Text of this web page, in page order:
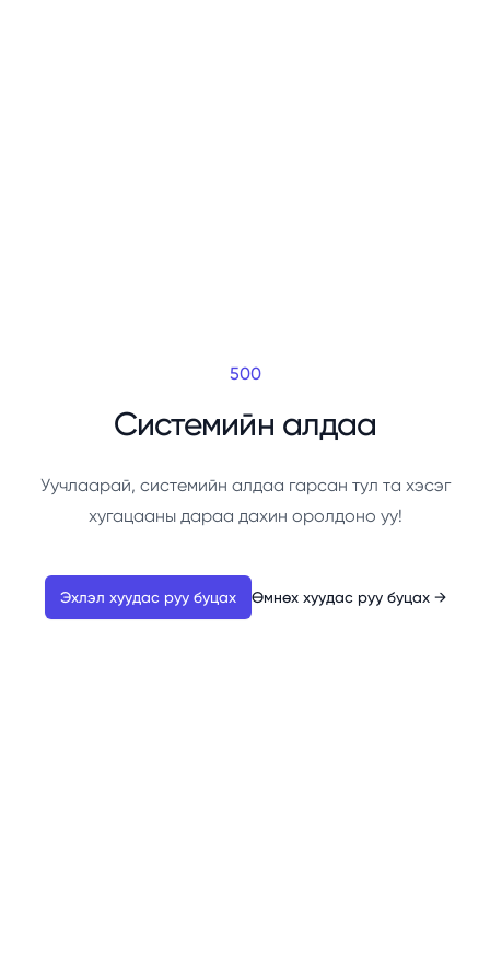
500
Системийн алдаа
Уучлаарай, системийн алдаа гарсан тул та хэсэг
хугацааны дараа дахин оролдоно уу!
Эхлэл хуудас руу буцах Өмнөх хуудас руу буцах →